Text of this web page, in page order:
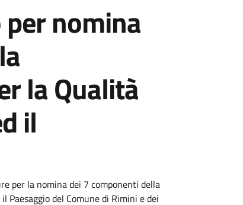
nomina
la Qualità
il
per la nomina dei 7 componenti della
Paesaggio del Comune di Rimini e dei